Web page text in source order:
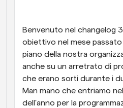
Programmazione
supportate
Automatizzare la
Blog
Rimani aggiornato con le
Riunioni Instantanee
Incontrare i clienti in pochi
Benvenuto nel changelog
obiettivo nel mese passato
piano della nostra
anche su un arretrato di
che erano sorti durante i
Man mano che entriamo
dell'anno per la